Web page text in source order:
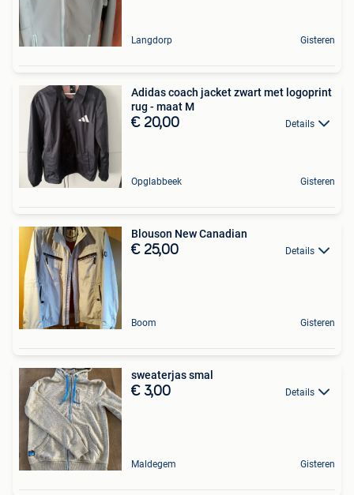
Langdorp Gisteren
Adidas coach jacket zwart met logoprint
rug - maat M
€ 20,00 Details
Opglabbeek Gisteren
Blouson New Canadian
€ 25,00 Details
Boom Gisteren
sweaterjas smal
€ 3,00 Details
Maldegem Gisteren